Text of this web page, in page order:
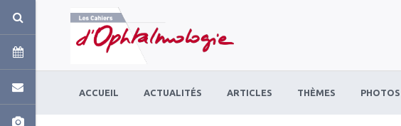
ACCUEIL ACTUALITÉS ARTICLES THÈMES PHOTOS
Panneau de gestion des cookies